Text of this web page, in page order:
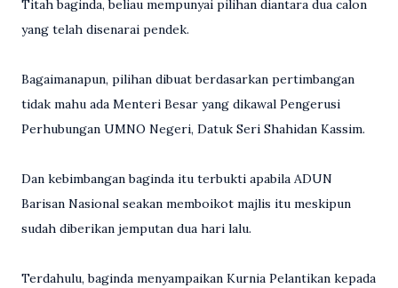
Titah baginda, beliau mempunyai pilihan diantara dua calon
yang telah disenarai pendek.
Bagaimanapun, pilihan dibuat berdasarkan pertimbangan
tidak mahu ada Menteri Besar yang dikawal Pengerusi
Perhubungan UMNO Negeri, Datuk Seri Shahidan Kassim.
Dan kebimbangan baginda itu terbukti apabila ADUN
Barisan Nasional seakan memboikot majlis itu meskipun
sudah diberikan jemputan dua hari lalu.
Terdahulu, baginda menyampaikan Kurnia Pelantikan kepada